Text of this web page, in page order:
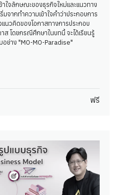
าใจลักษณะของธุรกิจใหม่และแนวทาง
จากทำความเข้าใจคำว่าประกอบการ
แนวคิดของโอกาสทางการประกอบ
ส โดยกรณีศึกษาในบทนี้ จะได้เรียนรู้
ย่าง "MO-MO-Paradise"
ฟรี